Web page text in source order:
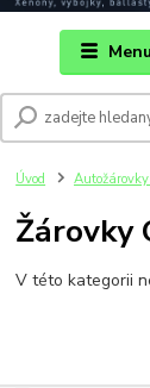
Menu
Úvod
Žárovky
V této kategorii